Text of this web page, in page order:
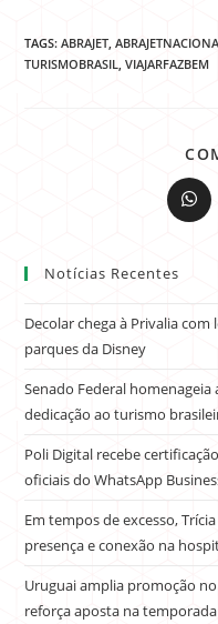
TAGS:ABRAJET,
TURISMOBRASIL, VIAJARFAZBEM
Notícias Recentes
Decolar chega à Privalia com
parques da Disney
Senado Federal homenageia
dedicação ao turismo
Poli Digital recebe
oficiais do WhatsApp
Em tempos de excesso,
presença e conexão na
Uruguai amplia promoção
reforça aposta na